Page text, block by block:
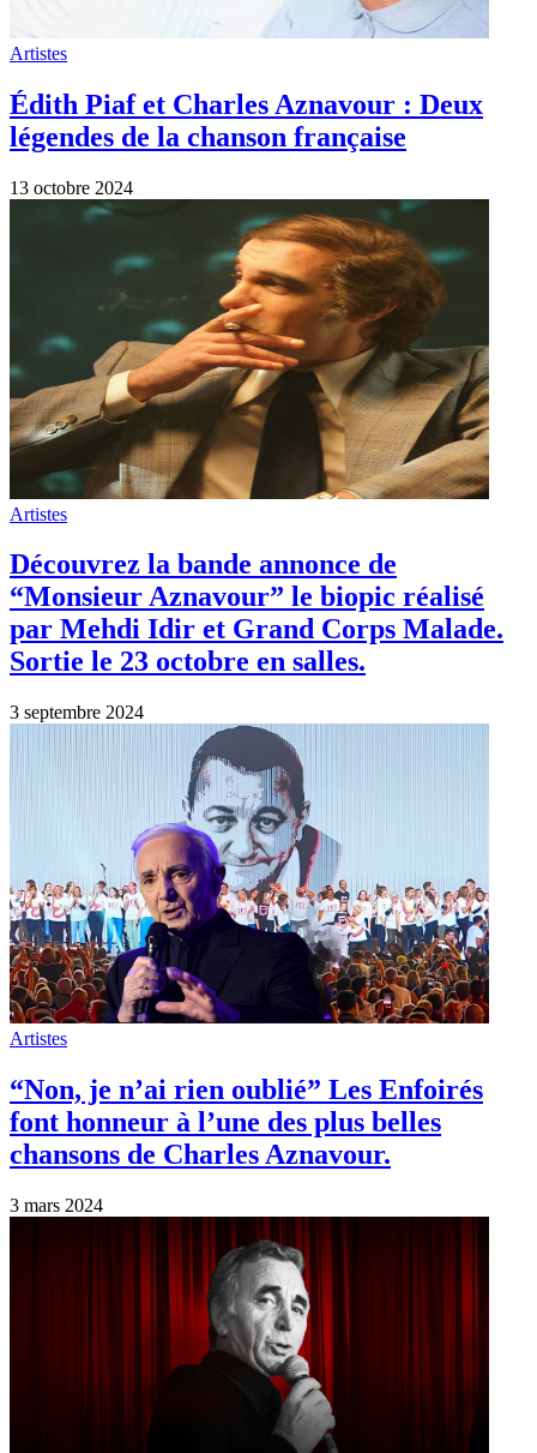
Découvrez la bande annonce de
“Monsieur Aznavour” le biopic réalisé
par Mehdi Idir et Grand Corps Malade.
Sortie le 23 octobre en salles.
3 septembre 2024
“Non, je n’ai rien oublié” Les Enfoirés
font honneur à l’une des plus belles
chansons de Charles Aznavour.
3 mars 2024
Artistes
“Chantons Aznavour” le vendredi 13
octobre sur France 3 à 21h10.
13 octobre 2023